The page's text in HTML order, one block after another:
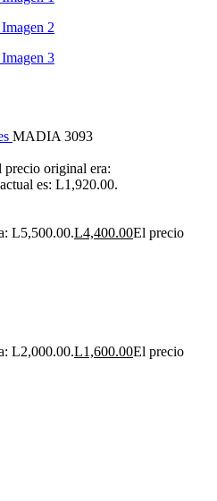
MADIA 3093
precio original era:
es: L1,920.00.
L5,500.00.L4,400.00El precio
L2,000.00.L1,600.00El precio